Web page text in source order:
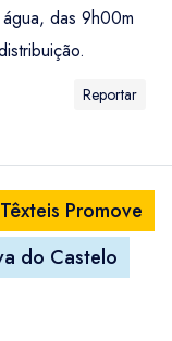
das 9h00m
Reportar
Promove
do Castelo